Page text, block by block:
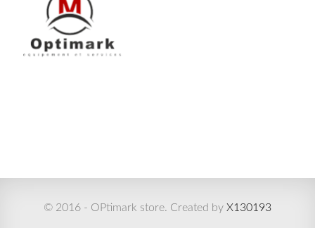
© 2016 - OPtimark store. Created by X130193